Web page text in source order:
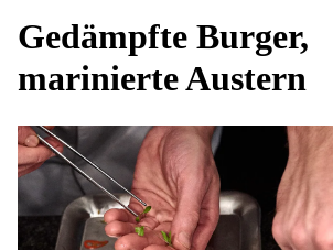
Gedämpfte Burger,
marinierte Austern